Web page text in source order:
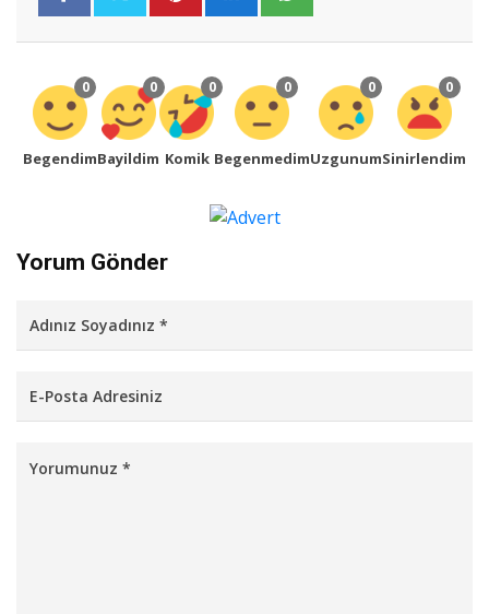
0
Begendim
0
Bayildim
0
Komik
0
Begenmedim
0
Uzgunum
0
Sinirlendim
Yorum Gönder